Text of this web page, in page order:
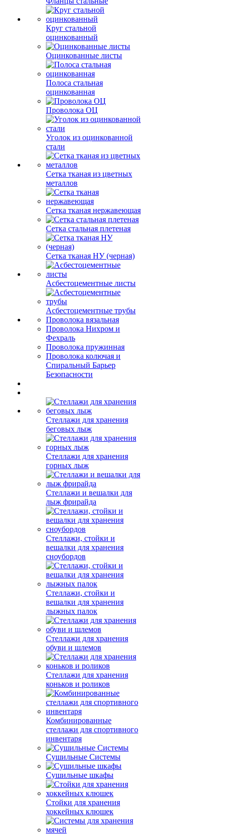
Круг стальной
оцинкованный
Оцинкованные листы
Полоса стальная
оцинкованная
Проволока ОЦ
Уголок из оцинкованной
стали
Сетка тканая из цветных
металлов
Сетка тканая нержавеющая
Сетка стальная плетеная
Сетка тканая НУ (черная)
Асбестоцементные листы
Асбестоцементные трубы
Проволока вязальная
Проволока Нихром и
Фехраль
Проволока пружинная
Проволока колючая и
Спиральный Барьер
Безопасности
Стеллажи для хранения
беговых лыж
Стеллажи для хранения
горных лыж
Стеллажи и вешалки для
лыж фрирайда
Стеллажи, стойки и
вешалки для хранения
сноубордов
Стеллажи, стойки и
вешалки для хранения
лыжных палок
Стеллажи для хранения
обуви и шлемов
Стеллажи для хранения
коньков и роликов
Комбинированные
стеллажи для спортивного
инвентаря
Сушильные Системы
Сушильные шкафы
Стойки для хранения
хоккейных клюшек